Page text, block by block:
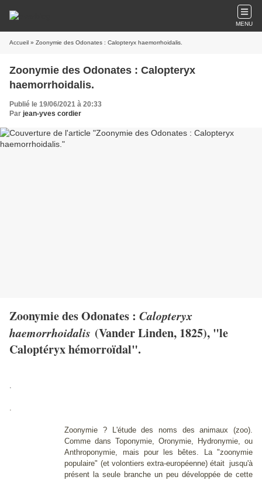
MENU
Accueil » Zoonymie des Odonates : Calopteryx haemorrhoidalis.
Zoonymie des Odonates : Calopteryx
haemorrhoidalis.
Publié le 19/06/2021 à 20:33
Par jean-yves cordier
Zoonymie des Odonates : Calopteryx
haemorrhoidalis (Vander Linden, 1825), "le
Caloptéryx hémorroïdal".
.
.
Zoonymie ? L'étude des noms des animaux (zoo).
Comme dans Toponymie, Oronymie, Hydronymie, ou
Anthroponymie, mais pour les bêtes. La "zoonymie
populaire" (et volontiers extra-européenne) était jusqu'à
présent la seule branche un peu développée de cette